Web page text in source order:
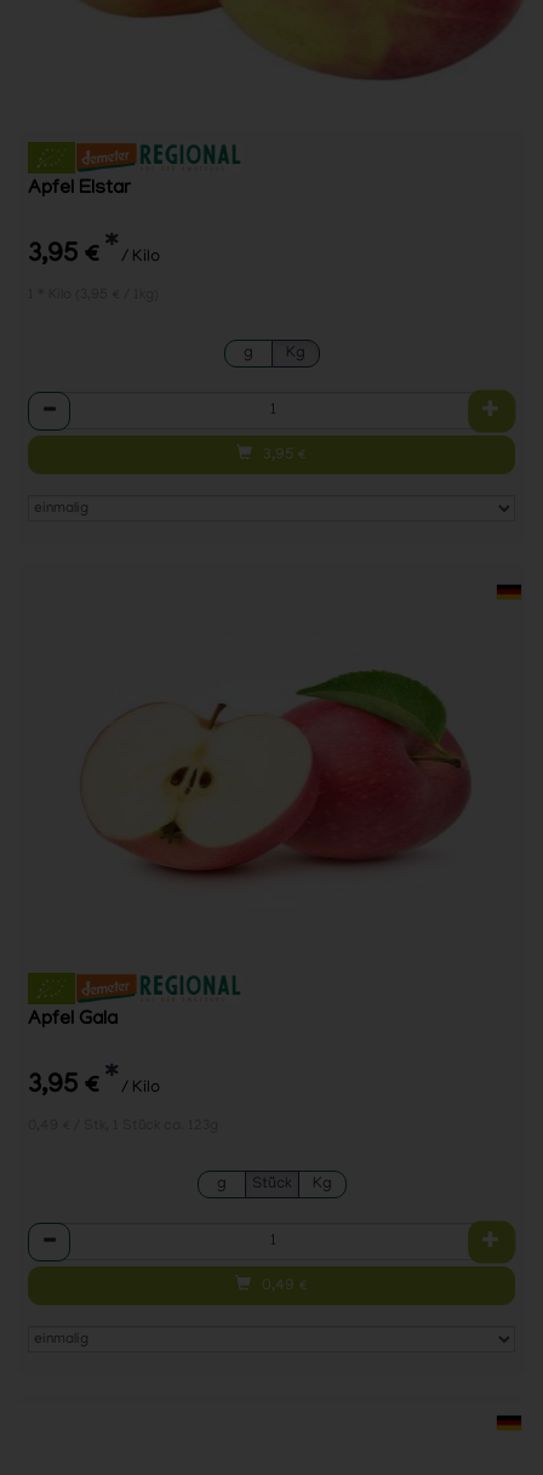
Apfel Elstar
3,95 € * / Kilo
g Kg
Anzahl
3,95 €
Apfel Gala
3,95 € * / Kilo
g Stück Kg
Anzahl
0,49 €